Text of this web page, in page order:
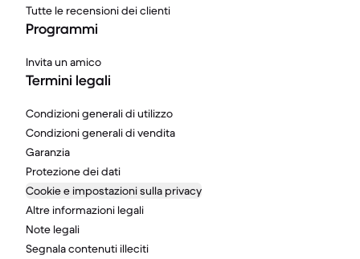
Tutte le recensioni dei clienti
Programmi
Invita un amico
Termini legali
Condizioni generali di utilizzo
Condizioni generali di vendita
Garanzia
Protezione dei dati
Cookie e impostazioni sulla privacy
Altre informazioni legali
Note legali
Segnala contenuti illeciti